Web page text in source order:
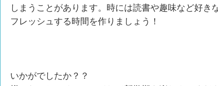
しまうことがあります。時には読書や趣味など好き
フレッシュする時間を作りましょう！
いかがでしたか？？